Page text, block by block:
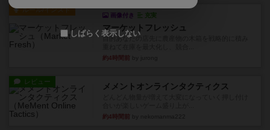
ルール/インスト
画像付き 充実
マーケットフレッシュ
目的あなたの店先に農産物の木箱を戦略的に積み
約4時間前
レビュー メメントオンラインタクティクス
約4時間前
しばらく表示しない